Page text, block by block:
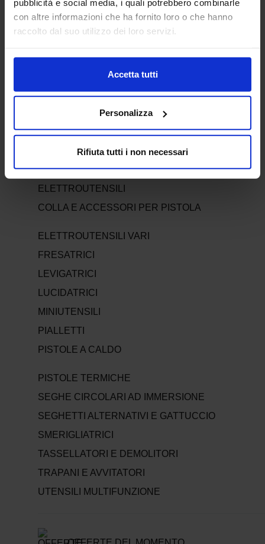
pubblicità e social media, i quali potrebbero combinarle
con altre informazioni che ha fornito loro o che hanno
raccolto dal suo utilizzo dei loro servizi.
Accetta tutti
Personalizza
Rifiuta tutti i non necessari
ELETTROUTENSILI
ELETTROUTENSILI
ACCESSORI MINIUTENSILI
ACCESSORI PER LEVIGATRICI
ACCESSORI PER MULTIFUNZIONE
ACCESSORI PER SEGHE E SEGHETTI
AFFILATURA
ASPIRATORI
ELETTROUTENSILI
COLLA E ACCESSORI PER PISTOLA
ELETTROUTENSILI VARI
FRESATRICI
LEVIGATRICI
LUCIDATRICI
MINIUTENSILI
PIALLETTI
PISTOLE A CALDO
PISTOLE TERMICHE
SEGHE CIRCOLARI AD IMMERSIONE
SEGHETTI ALTERNATIVI E GATTUCCIO
SMERIGLIATRICI
TASSELLATORI E DEMOLITORI
TRAPANI E AVVITATORI
UTENSILI MULTIFUNZIONE